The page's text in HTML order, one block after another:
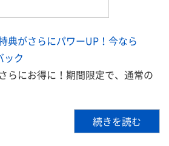
典がさらにパワーUP！今なら
ック
らにお得に！期間限定で、通常の
続きを読む